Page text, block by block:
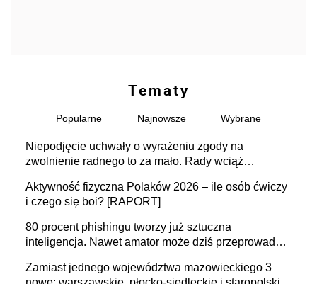
Tematy
Popularne Najnowsze Wybrane
Niepodjęcie uchwały o wyrażeniu zgody na
zwolnienie radnego to za mało. Rady wciąż
sprawy
Aktywność fizyczna Polaków 2026 – ile osób ćwiczy
i czego się boi? [RAPORT]
80 procent phishingu tworzy już sztuczna
inteligencja. Nawet amator może dziś przeprowadzić
Zamiast jednego województwa mazowieckiego 3